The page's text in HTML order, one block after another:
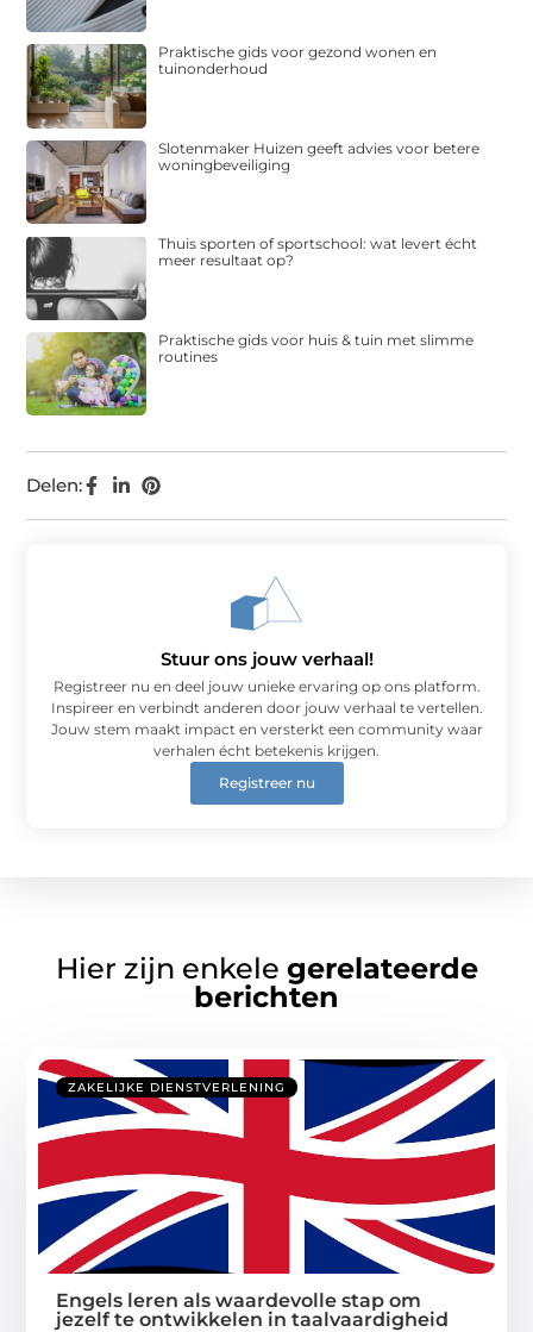
Delen:
Praktische gids voor gezond wonen en
tuinonderhoud
Slotenmaker Huizen geeft advies voor betere
woningbeveiliging
Thuis sporten of sportschool: wat levert écht
meer resultaat op?
Praktische gids voor huis & tuin met slimme
routines
Stuur ons jouw verhaal!
Registreer nu en deel jouw unieke ervaring op ons platform.
Inspireer en verbindt anderen door jouw verhaal te vertellen.
Jouw stem maakt impact en versterkt een community waar
verhalen écht betekenis krijgen.
Registreer nu
Hier zijn enkele gerelateerde
berichten
ZAKELIJKE DIENSTVERLENING
Engels leren als waardevolle stap om
jezelf te ontwikkelen in taalvaardigheid